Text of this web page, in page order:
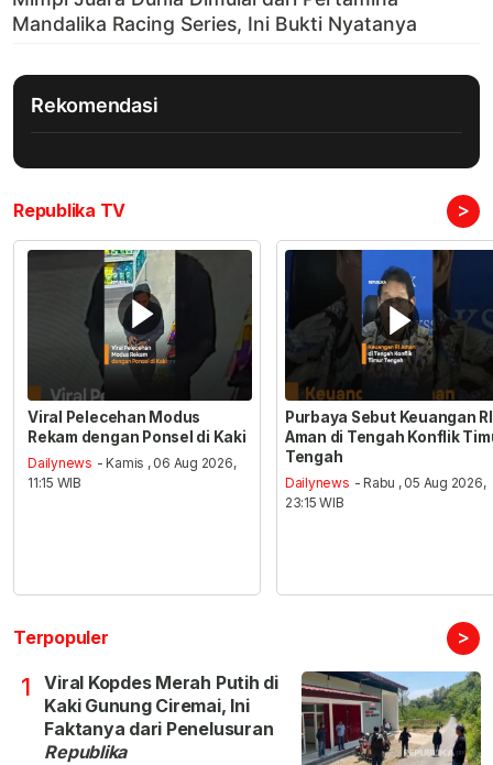
Rekomendasi
Republika TV >
Viral Pelecehan Modus
Rekam dengan Ponsel di Kaki
Dailynews - Kamis , 06 Aug 2026,
11:15 WIB
Purbaya Sebut Keuangan RI
Aman di Tengah Konflik
Tengah
Dailynews - Rabu , 05 Aug 2026,
23:15 WIB
Terpopuler >
1
Viral Kopdes Merah Putih di
Kaki Gunung Ciremai, Ini
Faktanya dari Penelusuran
Republika